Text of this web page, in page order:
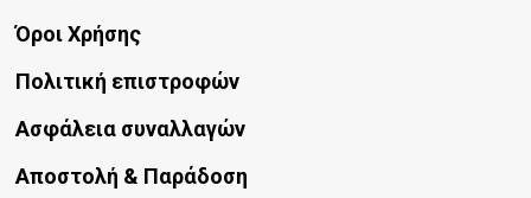
Όροι Χρήσης
Πολιτική επιστροφών
Ασφάλεια συναλλαγών
Αποστολή & Παράδοση